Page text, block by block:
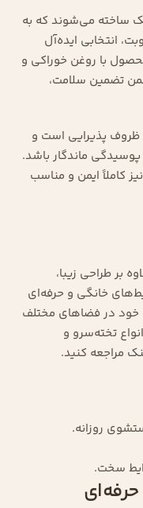
ساخته می‌شوند که به
انتخابی ایده‌آل
با روغن خوراکی و
تضمین سلامت،
ظروف پذیرایی است و
ماندگار باشد.
کاملاً ایمن و مناسب
بر طراحی زیبا،
خانگی و حرفه‌ای
خود در فضاهای مختلف
تخته‌سرو و
مراجعه کنید.
روزانه.
سخت.